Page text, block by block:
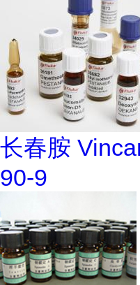
长春胺
90-9